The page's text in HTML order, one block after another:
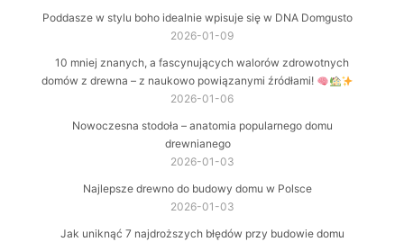
Poddasze w stylu boho idealnie wpisuje się w DNA Domgusto
2026-01-09
10 mniej znanych, a fascynujących walorów zdrowotnych
domów z drewna – z naukowo powiązanymi źródłami!
2026-01-06
Nowoczesna stodoła – anatomia popularnego domu
drewnianego
2026-01-03
Najlepsze drewno do budowy domu w Polsce
2026-01-03
Jak uniknąć 7 najdroższych błędów przy budowie domu